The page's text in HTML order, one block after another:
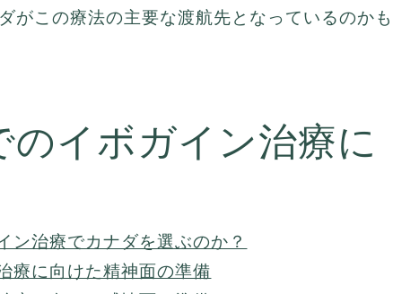
がこの療法の主要な渡航先となっているのかも
のイボガイン治療に
ン治療でカナダを選ぶのか？
療に向けた精神面の準備